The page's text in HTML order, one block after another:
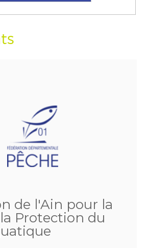
de l'Ain pour la
Protection du